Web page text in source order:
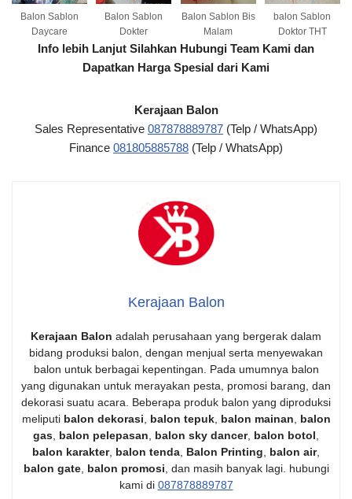
Balon Sablon
Daycare
Balon Sablon
Dokter
Balon Sablon Bis
Malam
balon Sablon
Doktor THT
Info lebih Lanjut Silahkan Hubungi Team Kami dan
Dapatkan Harga Spesial dari Kami
Kerajaan Balon
Sales Representative 087878889787 (Telp / WhatsApp)
Finance 081805885788 (Telp / WhatsApp)
Kerajaan Balon
Kerajaan Balon adalah perusahaan yang bergerak dalam
bidang produksi balon, dengan menjual serta menyewakan
balon untuk berbagai kepentingan. Pada umumnya balon
yang digunakan untuk merayakan pesta, promosi barang, dan
dekorasi suatu acara. Beberapa produk balon yang diproduksi
meliputi balon dekorasi balon tepuk, balon mainan
balon
gas balon pelepasan balon sky dancer, balon botol
balon karakter, balon tenda Balon Printing balon air,
balon gate, balon promosi , dan masih banyak lagi. hubungi
kami di 087878889787